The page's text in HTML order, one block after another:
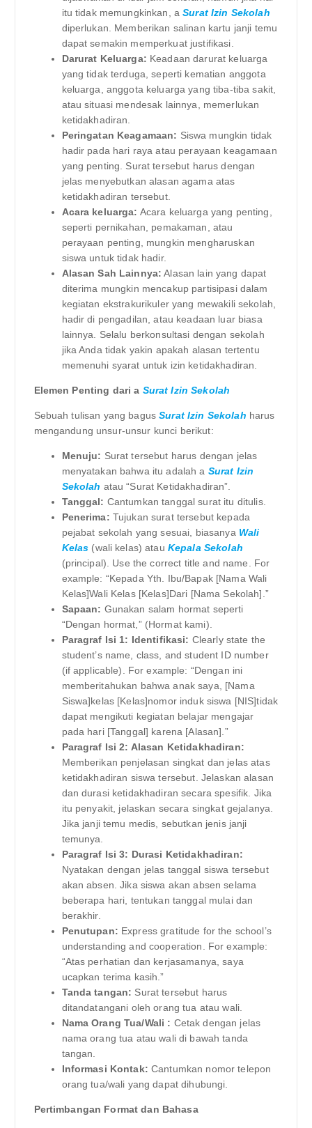
itu tidak memungkinkan, aSurat Izin Sekolah
diperlukan. Memberikan salinan kartu janji temu
dapat semakin memperkuat justifikasi.
Darurat Keluarga: Keadaan darurat keluarga
yang tidak terduga, seperti kematian anggota
keluarga, anggota keluarga yang tiba-tiba sakit,
atau situasi mendesak lainnya, memerlukan
ketidakhadiran.
Peringatan Keagamaan: Siswa mungkin tidak
hadir pada hari raya atau perayaan keagamaan
yang penting. Surat tersebut harus dengan
jelas menyebutkan alasan agama atas
ketidakhadiran tersebut.
Acara keluarga: Acara keluarga yang penting,
seperti pernikahan, pemakaman, atau
perayaan penting, mungkin mengharuskan
siswa untuk tidak hadir.
Alasan Sah Lainnya: Alasan lain yang dapat
diterima mungkin mencakup partisipasi dalam
kegiatan ekstrakurikuler yang mewakili sekolah,
hadir di pengadilan, atau keadaan luar biasa
lainnya. Selalu berkonsultasi dengan sekolah
jika Anda tidak yakin apakah alasan tertentu
memenuhi syarat untuk izin ketidakhadiran.
Elemen Penting dari a Surat Izin Sekolah
Sebuah tulisan yang bagusSurat Izin Sekolah harus
mengandung unsur-unsur kunci berikut:
Menuju: Surat tersebut harus dengan jelas
menyatakan bahwa itu adalah a Surat Izin
Sekolah atau “Surat Ketidakhadiran”.
Tanggal: Cantumkan tanggal surat itu ditulis.
Penerima: Tujukan surat tersebut kepada
pejabat sekolah yang sesuai, biasanya Wali
Kelas (wali kelas) atau Kepala Sekolah
(principal). Use the correct title and name. For
example: “Kepada Yth. Ibu/Bapak [Nama Wali
Kelas]Wali Kelas [Kelas]Dari [Nama Sekolah].”
Sapaan: Gunakan salam hormat seperti
“Dengan hormat,” (Hormat kami).
Paragraf Isi 1: Identifikasi: Clearly state the
student’s name, class, and student ID number
(if applicable). For example: “Dengan ini
memberitahukan bahwa anak saya, [Nama
Siswa]kelas [Kelas]nomor induk siswa [NIS]tidak
dapat mengikuti kegiatan belajar mengajar
pada hari [Tanggal] karena [Alasan].”
Paragraf Isi 2: Alasan Ketidakhadiran:
Memberikan penjelasan singkat dan jelas atas
ketidakhadiran siswa tersebut. Jelaskan alasan
dan durasi ketidakhadiran secara spesifik. Jika
itu penyakit, jelaskan secara singkat gejalanya.
Jika janji temu medis, sebutkan jenis janji
temunya.
Paragraf Isi 3: Durasi Ketidakhadiran:
Nyatakan dengan jelas tanggal siswa tersebut
akan absen. Jika siswa akan absen selama
beberapa hari, tentukan tanggal mulai dan
berakhir.
Penutupan: Express gratitude for the school’s
understanding and cooperation. For example:
“Atas perhatian dan kerjasamanya, saya
ucapkan terima kasih.”
Tanda tangan: Surat tersebut harus
ditandatangani oleh orang tua atau wali.
Nama Orang Tua/Wali : Cetak dengan jelas
nama orang tua atau wali di bawah tanda
tangan.
Informasi Kontak: Cantumkan nomor telepon
orang tua/wali yang dapat dihubungi.
Pertimbangan Format dan Bahasa